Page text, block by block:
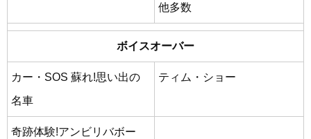
他多数
ボイスオーバー
カー・SOS 蘇れ!思い出の
名車
ティム・ショー
奇跡体験!アンビリバボー